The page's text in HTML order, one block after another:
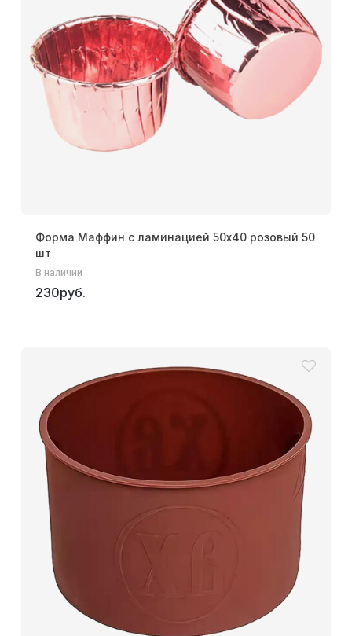
Форма Маффин с ламинацией 50х40 розовый 50
шт
В наличии
230руб.